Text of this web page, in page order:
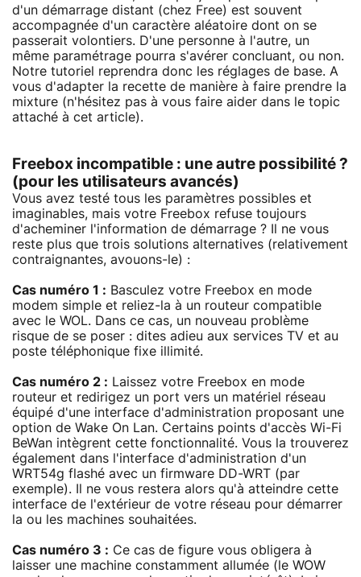
d'un démarrage distant (chez Free) est souvent
accompagnée d'un caractère aléatoire dont on se
passerait volontiers. D'une personne à l'autre, un
même paramétrage pourra s'avérer concluant, ou non.
Notre tutoriel reprendra donc les réglages de base. A
vous d'adapter la recette de manière à faire prendre la
mixture (n'hésitez pas à vous faire aider dans le topic
attaché à cet article).
Freebox incompatible : une autre possibilité ?
(pour les utilisateurs avancés)
Vous avez testé tous les paramètres possibles et
imaginables, mais votre Freebox refuse toujours
d'acheminer l'information de démarrage ? Il ne vous
reste plus que trois solutions alternatives (relativement
contraignantes, avouons-le) :
Cas numéro 1 : Basculez votre Freebox en mode
modem simple et reliez-la à un routeur compatible
avec le WOL. Dans ce cas, un nouveau problème
risque de se poser : dites adieu aux services TV et au
poste téléphonique fixe illimité.
Cas numéro 2 : Laissez votre Freebox en mode
routeur et redirigez un port vers un matériel réseau
équipé d'une interface d'administration proposant une
option de Wake On Lan. Certains points d'accès Wi-Fi
BeWan intègrent cette fonctionnalité. Vous la trouverez
également dans l'interface d'administration d'un
WRT54g flashé avec un firmware DD-WRT (par
exemple). Il ne vous restera alors qu'à atteindre cette
interface de l'extérieur de votre réseau pour démarrer
la ou les machines souhaitées.
Cas numéro 3 : Ce cas de figure vous obligera à
laisser une machine constamment allumée (le WOW